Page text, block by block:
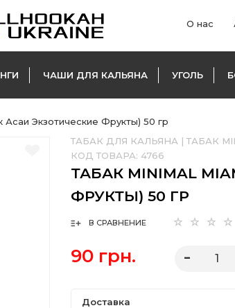
О нас
ЧАШИ ДЛЯ КАЛЬЯНА УГОЛЬ
Экзотические Фрукты) 50 гр
ТАБАК ДЛЯ КАЛЬЯНА | ТАБАК
КОД ТОВАРА: 4766
ТАБАК MINIMAL
ФРУКТЫ) 50 ГР
В СРАВНЕНИЕ
90 грн.
Доставка